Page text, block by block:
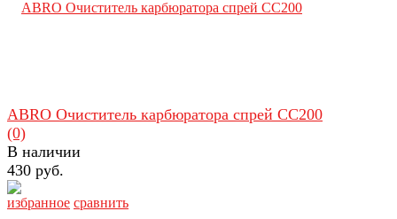
избранное сравнить
ABRO Очиститель карбюратора спрей CC200
(0)
В наличии
430 руб.